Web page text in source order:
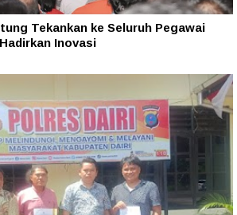
Tekankan ke Seluruh Pegawai
Inovasi